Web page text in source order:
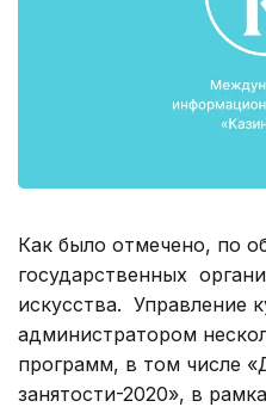
Как было отмечено, по
государственных
искусства. Управление
администратором
программ, в том числе
занятости-2020», в